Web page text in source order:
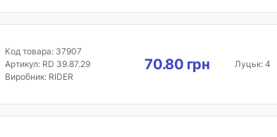
Код товара: 37907
Артикул: RD 39.87.29
Виробник: RIDER
70.80 грн Луцьк: 4